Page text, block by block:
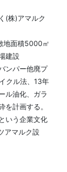
(株)アマルク
地面積5000㎡
建設
ンパー他廃プ
クル法、13年
ル油化、ガラ
を計画する。
いう企業文化
アマルク設